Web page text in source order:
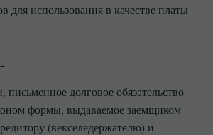
для использования в качестве платы
долговое обязательство
формы, выдаваемое заемщиком
(векселедержателю) и